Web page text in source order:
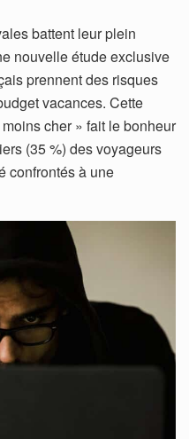
battent leur plein
nouvelle étude exclusive
prennent des risques
vacances. Cette
cher » fait le bonheur
(35 %) des voyageurs
confrontés à une